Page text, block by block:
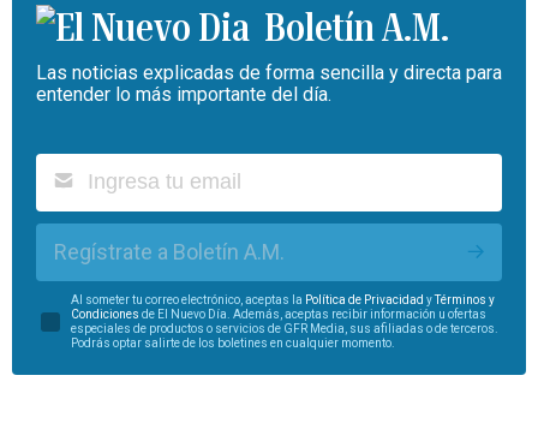
Boletín A.M.
Las noticias explicadas de forma sencilla y directa para
entender lo más importante del día.
Regístrate a Boletín A.M.
Al someter tu correo electrónico, aceptas la Política de Privacidad yTérminos y
Condiciones de El Nuevo Día. Además, aceptas recibir información u ofertas
especiales de productos o servicios de GFR Media, sus afiliadas o de terceros.
Podrás optar salirte de los boletines en cualquier momento.